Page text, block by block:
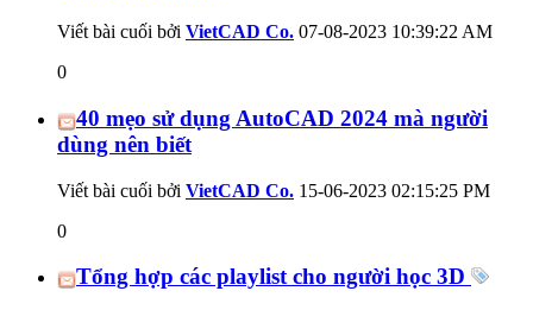
Viết bài cuối bởi VietCAD Co. 07-08-2023 10:39:22 AM
0
40 mẹo sử dụng AutoCAD 2024 mà người
dùng nên biết
Viết bài cuối bởi VietCAD Co. 15-06-2023 02:15:25 PM
0
Tổng hợp các playlist cho người học 3D